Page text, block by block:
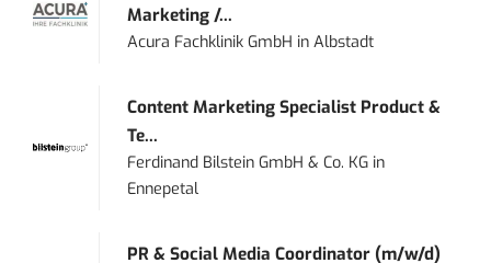
Marketing /...
Acura Fachklinik GmbH inAlbstadt
Content Marketing Specialist Product &
Te...
Ferdinand Bilstein GmbH & Co. KG in
Ennepetal
PR & Social Media Coordinator (m/w/d)